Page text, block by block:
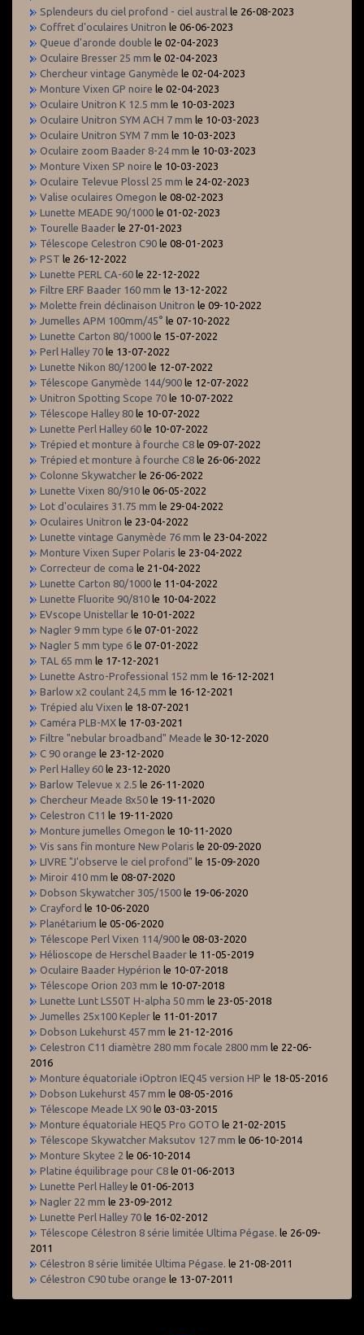
Splendeurs du ciel profond - ciel austral le 26-08-2023
Coffret d'oculaires Unitron le 06-06-2023
Queue d'aronde double le 02-04-2023
Oculaire Bresser 25 mm le 02-04-2023
Chercheur vintage Ganymède le 02-04-2023
Monture Vixen GP noire le 02-04-2023
Oculaire Unitron K 12.5 mm le 10-03-2023
Oculaire Unitron SYM ACH 7 mm le 10-03-2023
Oculaire Unitron SYM 7 mm le 10-03-2023
Oculaire zoom Baader 8-24 mm le 10-03-2023
Monture Vixen SP noire le 10-03-2023
Oculaire Televue Plossl 25 mm le 24-02-2023
Valise oculaires Omegon le 08-02-2023
Lunette MEADE 90/1000 le 01-02-2023
Tourelle Baader le 27-01-2023
Télescope Celestron C90 le 08-01-2023
PST le 26-12-2022
Lunette PERL CA-60 le 22-12-2022
Filtre ERF Baader 160 mm le 13-12-2022
Molette frein déclinaison Unitron le 09-10-2022
Jumelles APM 100mm/45° le 07-10-2022
Lunette Carton 80/1000 le 15-07-2022
Perl Halley 70 le 13-07-2022
Lunette Nikon 80/1200 le 12-07-2022
Télescope Ganymède 144/900 le 12-07-2022
Unitron Spotting Scope 70 le 10-07-2022
Télescope Halley 80 le 10-07-2022
Lunette Perl Halley 60 le 10-07-2022
Trépied et monture à fourche C8 le 09-07-2022
Trépied et monture à fourche C8 le 26-06-2022
Colonne Skywatcher le 26-06-2022
Lunette Vixen 80/910 le 06-05-2022
Lot d'oculaires 31.75 mm le 29-04-2022
Oculaires Unitron le 23-04-2022
Lunette vintage Ganymède 76 mm le 23-04-2022
Monture Vixen Super Polaris le 23-04-2022
Correcteur de coma le 21-04-2022
Lunette Carton 80/1000 le 11-04-2022
Lunette Fluorite 90/810 le 10-04-2022
EVscope Unistellar le 10-01-2022
Nagler 9 mm type 6 le 07-01-2022
Nagler 5 mm type 6 le 07-01-2022
TAL 65 mm le 17-12-2021
Lunette Astro-Professional 152 mm le 16-12-2021
Barlow x2 coulant 24,5 mm le 16-12-2021
Trépied alu Vixen le 18-07-2021
Caméra PLB-MX le 17-03-2021
Filtre "nebular broadband" Meade le 30-12-2020
C 90 orange le 23-12-2020
Perl Halley 60 le 23-12-2020
Barlow Televue x 2.5 le 26-11-2020
Chercheur Meade 8x50 le 19-11-2020
Celestron C11 le 19-11-2020
Monture jumelles Omegon le 10-11-2020
Vis sans fin monture New Polaris le 20-09-2020
LIVRE "J'observe le ciel profond" le 15-09-2020
Miroir 410 mm le 08-07-2020
Dobson Skywatcher 305/1500 le 19-06-2020
Crayford le 10-06-2020
Planétarium le 05-06-2020
Télescope Perl Vixen 114/900 le 08-03-2020
Hélioscope de Herschel Baader le 11-05-2019
Oculaire Baader Hypérion le 10-07-2018
Télescope Orion 203 mm le 10-07-2018
Lunette Lunt LS50T H-alpha 50 mm le 23-05-2018
Jumelles 25x100 Kepler le 11-01-2017
Dobson Lukehurst 457 mm le 21-12-2016
Celestron C11 diamètre 280 mm focale 2800 mm le 22-06-
2016
Monture équatoriale iOptron IEQ45 version HP le 18-05-2016
Dobson Lukehurst 457 mm le 08-05-2016
Télescope Meade LX 90 le 03-03-2015
Monture équatoriale HEQ5 Pro GOTO le 21-02-2015
Télescope Skywatcher Maksutov 127 mm le 06-10-2014
Monture Skytee 2 le 06-10-2014
Platine équilibrage pour C8 le 01-06-2013
Lunette Perl Halley le 01-06-2013
Nagler 22 mm le 23-09-2012
Lunette Perl Halley 70 le 16-02-2012
Télescope Célestron 8 série limitée Ultima Pégase. le 26-09-
2011
Célestron 8 série limitée Ultima Pégase. le 21-08-2011
Célestron C90 tube orange le 13-07-2011